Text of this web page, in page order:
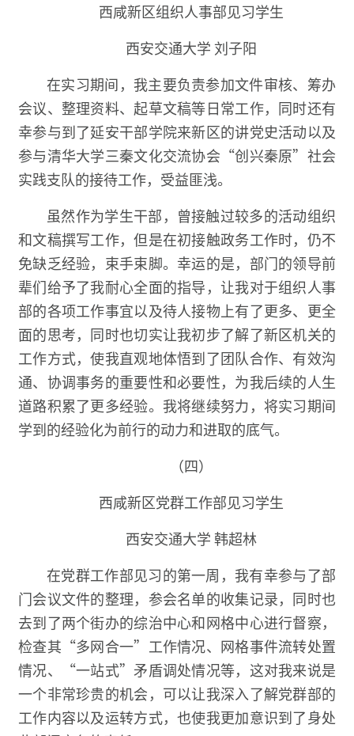
西咸新区组织人事部见习学生
西安交通大学 刘子阳
在实习期间，我主要负责参加文件审核、筹办
会议、整理资料、起草文稿等日常工作，同时还有
幸参与到了延安干部学院来新区的讲党史活动以及
参与清华大学三秦文化交流协会“创兴秦原”社会
实践支队的接待工作，受益匪浅。
虽然作为学生干部，曾接触过较多的活动组织
和文稿撰写工作，但是在初接触政务工作时，仍不
免缺乏经验，束手束脚。幸运的是，部门的领导前
辈们给予了我耐心全面的指导，让我对于组织人事
部的各项工作事宜以及待人接物上有了更多、更全
面的思考，同时也切实让我初步了解了新区机关的
工作方式，使我直观地体悟到了团队合作、有效沟
通、协调事务的重要性和必要性，为我后续的人生
道路积累了更多经验。我将继续努力，将实习期间
学到的经验化为前行的动力和进取的底气。
（四）
西咸新区党群工作部见习学生
西安交通大学 韩超林
在党群工作部见习的第一周，我有幸参与了部
门会议文件的整理，参会名单的收集记录，同时也
去到了两个街办的综治中心和网格中心进行督察，
检查其“多网合一”工作情况、网格事件流转处置
情况、“一站式”矛盾调处情况等，这对我来说是
一个非常珍贵的机会，可以让我深入了解党群部的
工作内容以及运转方式，也使我更加意识到了身处